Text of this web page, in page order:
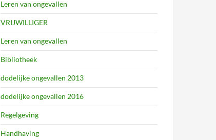
Leren van ongevallen
VRIJWILLIGER
Leren van ongevallen
Bibliotheek
dodelijke ongevallen 2013
dodelijke ongevallen 2016
Regelgeving
Handhaving